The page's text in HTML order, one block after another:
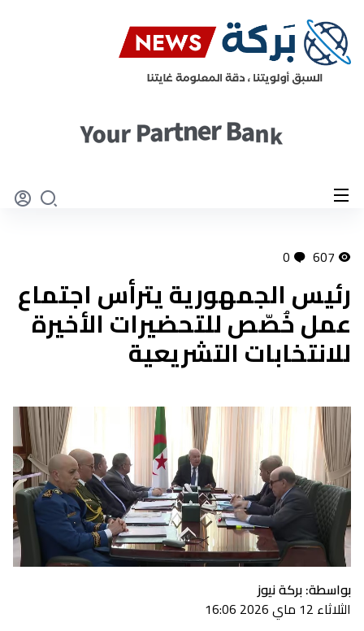
607
0
رئيس الجمهورية يترأس اجتماع
عمل خُصّص للتحضيرات الأخيرة
للانتخابات التشريعية
بواسطة: بركة نيوز
الثلاثاء 12 ماي 2026 16:06